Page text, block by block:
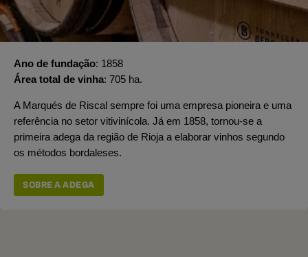
Ano de fundação 1858
Área total de vinha 705 ha.
A Marqués de Riscal sempre foi uma empresa pioneira e uma
referência no setor vitivinícola. Já em 1858, tornou-se a
primeira adega da região de Rioja a elaborar vinhos segundo
os métodos bordaleses.
SOBRE A ADEGA